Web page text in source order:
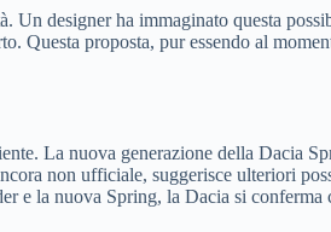
Un designer ha immaginato questa
Questa proposta, pur essendo al
La nuova generazione della Dacia
non ufficiale, suggerisce ulteriori
e la nuova Spring, la Dacia si conferma